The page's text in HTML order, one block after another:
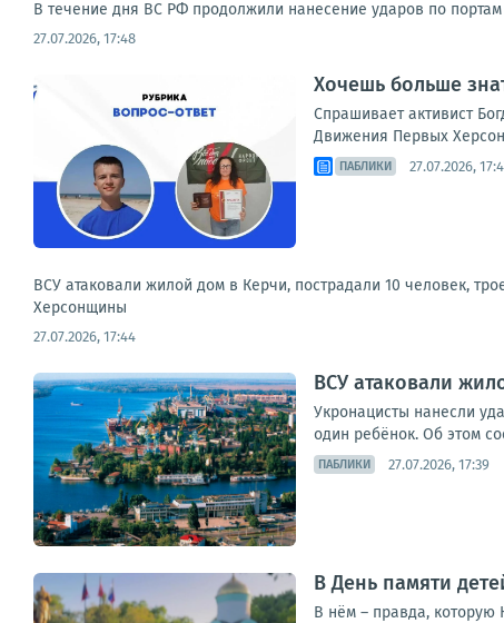
В течение дня ВС РФ продолжили нанесение ударов по
27.07.2026, 17:48
Хочешь больше
Спрашивает активист
Движения Первых
ПАБЛИКИ 27.07.2026,
ВСУ атаковали жилой дом в Керчи, пострадали 10 человек,
Херсонщины
27.07.2026, 17:44
ВСУ атаковали
Укронацисты нанесли
один ребёнок. Об этом
ПАБЛИКИ 27.07.2026, 17:39
В День памяти
В нём – правда, которую